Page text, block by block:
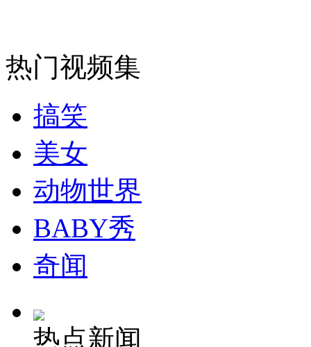
纽约上演“枕头大战”
司机酒驾遇交警 急速倒车逃窜
热门视频集
搞笑
美女
动物世界
BABY秀
奇闻
热点新闻